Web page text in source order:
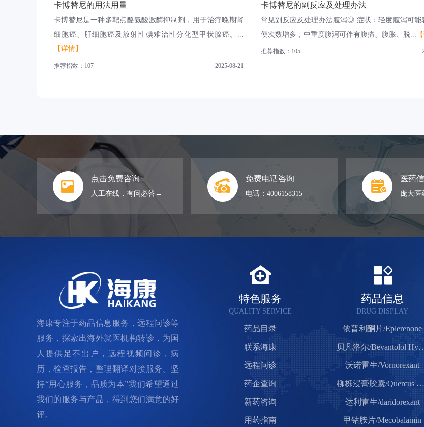
卡博替尼的用法用量
卡博替尼是一种多靶点酪氨酸激酶抑制剂，用于治疗晚期肾
细胞癌、肝细胞癌及放射性碘难治性分化型甲状腺癌。...
【详情】
推荐指数：107 2025-08-21
卡博替尼的副反应及处理办法
常见副反应及处理办法腹泻◎ 症状：轻度腹泻可能
便次数增多，中重度腹泻可伴有腹痛、腹胀、脱...
推荐指数：105
点击免费咨询
人工在线，有问必答→
免费电话咨询
电话：4006158315
医药
庞大医
海康专注于药品信息服务，远程问诊等
服务，探索出海外就医机构转诊，为国
人提供足不出户，远程视频问诊，病
历，检查报告，整理翻译对接服务。坚
持“用心服务，品质为本”我们希望通过
我们的服务与产品，得到您们满意的好
评。
特色服务
QUALITY SERVICE
药品目录
联系海康
远程问诊
药企查询
新药咨询
用药指南
药品信息
DRUG DISPLAY
依普利酮片/Eplerenone
贝凡洛尔/
沃诺雷生/Vornorexant
柳栎浸膏胶囊/Quercus Salicina Extract Capsules
达利雷生/daridorexant
甲钴胺片/Mecobalamin